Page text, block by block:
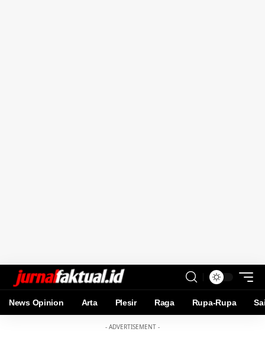
News Opinion Arta Plesir Raga Rupa-Rupa
- ADVERTISEMENT -